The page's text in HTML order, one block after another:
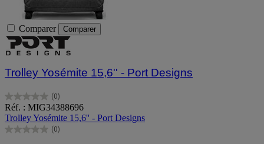
Comparer Comparer
Trolley Yosémite 15,6'' - Port Designs
(0)
0.0
sur
5
étoiles.
Réf. : MIG34388696
Trolley Yosémite 15,6'' - Port Designs
(0)
0.0